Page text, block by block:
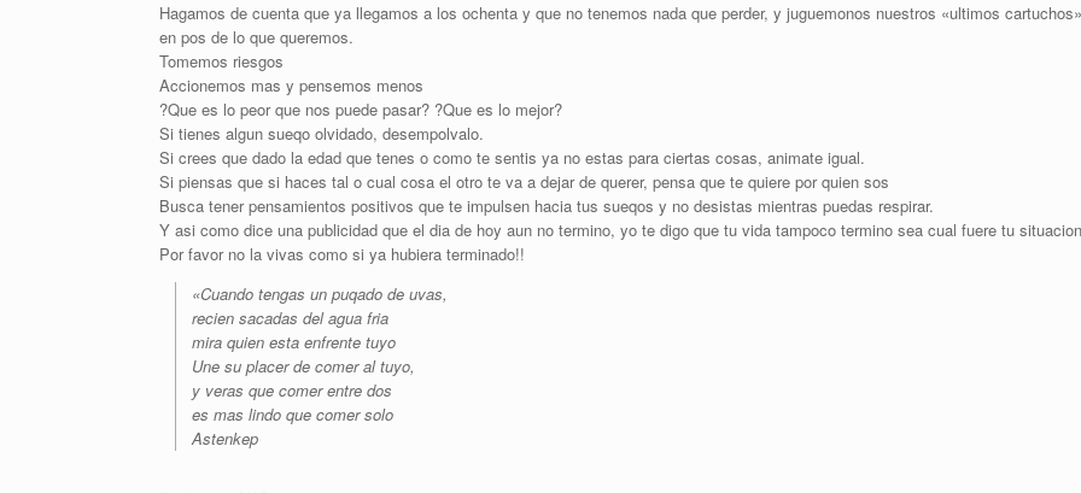
Hagamos de cuenta que ya llegamos a los ochenta y que no tenemos nada que perder, y juguemonos nuestros «ultimos cartuchos»
en pos de lo que queremos.
Tomemos riesgos
Accionemos mas y pensemos menos
?Que es lo peor que nos puede pasar? ?Que es lo mejor?
Si tienes algun sueqo olvidado, desempolvalo.
Si crees que dado la edad que tenes o como te sentis ya no estas para ciertas cosas, animate igual.
Si piensas que si haces tal o cual cosa el otro te va a dejar de querer, pensa que te quiere por quien sos
Busca tener pensamientos positivos que te impulsen hacia tus sueqos y no desistas mientras puedas respirar.
Y asi como dice una publicidad que el dia de hoy aun no termino, yo te digo que tu vida tampoco termino sea cual fuere tu
Por favor no la vivas como si ya hubiera terminado!!
«Cuando tengas un puqado de uvas,
recien sacadas del agua fria
mira quien esta enfrente tuyo
Une su placer de comer al tuyo,
y veras que comer entre dos
es mas lindo que comer solo
Astenkep